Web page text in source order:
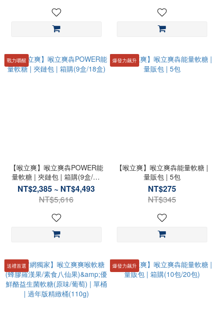
戰力嚼醒
【喉立爽】喉立爽犇POWER能
量軟糖 | 夾鏈包 | 箱購(9盒/18
NT$2,385 ~ NT$4,493
NT$5,616
爆發力飆升
【喉立爽】喉立爽犇能量軟糖 |
量販包 | 5包
NT$275
NT$345
送禮首選 爆發力飆升